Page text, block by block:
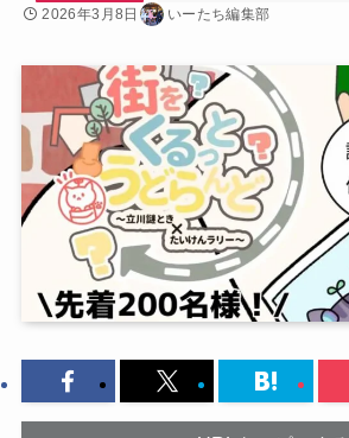
2026年3月8日 いーたち編集部